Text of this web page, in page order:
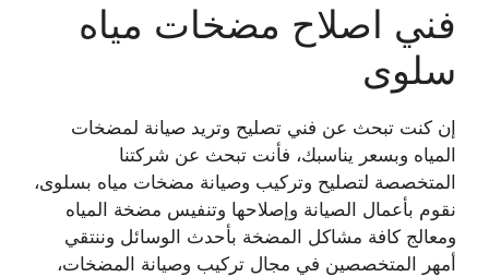
فني اصلاح مضخات مياه
سلوى
إن كنت تبحث عن فني تصليح وتريد صيانة لمضخات
المياه وبسعر يناسبك، فأنت تبحث عن شركتنا
المتخصصة لتصليح وتركيب وصيانة مضخات مياه بسلوى،
نقوم بأعمال الصيانة وإصلاحها وتنفيس مضخة المياه
ومعالج كافة مشاكل المضخة بأحدث الوسائل وننتقي
أمهر المتخصصين في مجال تركيب وصيانة المضخات،